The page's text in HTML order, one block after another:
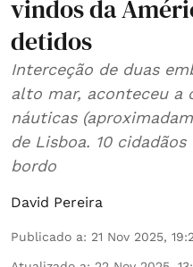
vindos da
detidos
Interceção de duas
alto mar, aconteceu a
náuticas
de Lisboa. 10
bordo
David Pereira
Publicado a: 21 Nov 2025,